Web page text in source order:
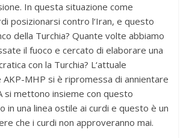
In questa situazione come
posizionarsi contro l‘Iran, e questo
della Turchia? Quante volte abbiamo
il fuoco e cercato di elaborare una
con la Turchia? L‘attuale
AKP-MHP si è ripromessa di annientare
si mettono insieme con questo
in una linea ostile ai curdi e questo è un
che i curdi non approveranno mai.